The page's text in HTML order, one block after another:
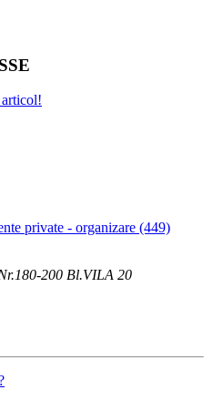
private - organizare (449)
200 Bl.VILA 20